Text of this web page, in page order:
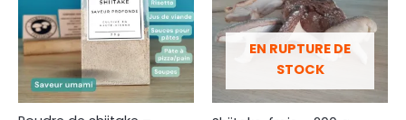
EN RUPTURE DE
STOCK